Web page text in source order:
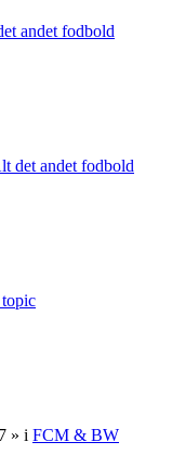
andet fodbold
det andet fodbold
» i FCM & BW